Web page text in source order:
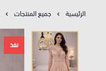
الرئيسية جميع المنتجات
نفذ